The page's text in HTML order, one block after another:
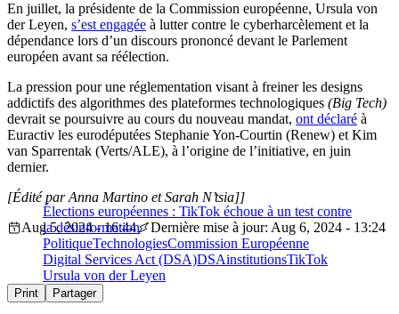
En juillet, la présidente de la Commission européenne, Ursula von
der Leyen, s’est engagée à lutter contre le cyberharcèlement et la
dépendance lors d’un discours prononcé devant le Parlement
européen avant sa réélection.
La pression pour une réglementation visant à freiner les designs
addictifs des algorithmes des plateformes technologiques (Big Tech)
devrait se poursuivre au cours du nouveau mandat, ont déclaré à
Euractiv les eurodéputées Stephanie Yon-Courtin (Renew) et Kim
van Sparrentak (Verts/ALE), à l’origine de l’initiative, en juin
dernier.
Élections européennes : TikTok échoue à un test contre
la désinformation
[Édité par Anna Martino et Sarah N’tsia]]
Aug 5, 2024 - 16:44
Dernière mise à jour: Aug 6, 2024 - 13:24
PolitiqueTechnologiesCommission Européenne
Digital Services Act (DSA)DSAinstitutionsTikTok
Ursula von der Leyen
Print Partager